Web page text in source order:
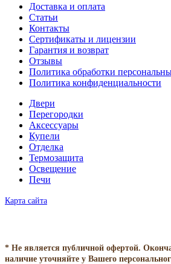
Доставка и оплата
Статьи
Контакты
Сертификаты и лицензии
Гарантия и возврат
Отзывы
Политика обработки
Политика конфиденциальности
Двери
Перегородки
Аксессуары
Купели
Отделка
Термозащита
Освещение
Печи
Карта сайта
* Не является публичной офертой.
наличие уточняйте у Вашего